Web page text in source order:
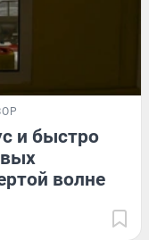
и быстро
волне